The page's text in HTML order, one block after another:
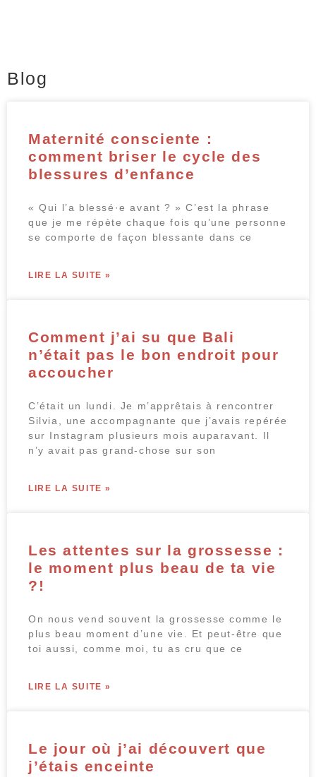
Blog
Maternité consciente :
comment briser le cycle des
blessures d’enfance
« Qui l’a blessé·e avant ? » C’est la phrase
que je me répète chaque fois qu’une personne
se comporte de façon blessante dans ce
LIRE LA SUITE »
Comment j’ai su que Bali
n’était pas le bon endroit pour
accoucher
C’était un lundi. Je m’apprêtais à rencontrer
Silvia, une accompagnante que j’avais repérée
sur Instagram plusieurs mois auparavant. Il
n’y avait pas grand-chose sur son
LIRE LA SUITE »
Les attentes sur la grossesse :
le moment plus beau de ta vie
?!
On nous vend souvent la grossesse comme le
plus beau moment d’une vie. Et peut-être que
toi aussi, comme moi, tu as cru que ce
LIRE LA SUITE »
Le jour où j’ai découvert que
j’étais enceinte